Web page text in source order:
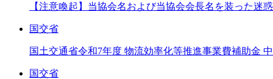
【注意喚起】当協会名および当協会会長名を装った迷
国交省
国土交通省令和7年度 物流効率化等推進事業費補助金
国交省